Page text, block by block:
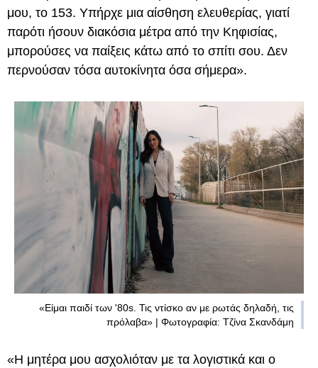
μου, το 153. Υπήρχε μια αίσθηση ελευθερίας, γιατί
παρότι ήσουν διακόσια μέτρα από την Κηφισίας,
μπορούσες να παίξεις κάτω από το σπίτι σου. Δεν
περνούσαν τόσα αυτοκίνητα όσα σήμερα».
«Είμαι παιδί των '80s. Τις ντίσκο αν με ρωτάς δηλαδή, τις
πρόλαβα» | Φωτογραφία: Τζίνα Σκανδάμη
«Η μητέρα μου ασχολιόταν με τα λογιστικά και ο